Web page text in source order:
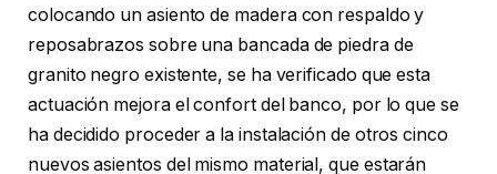
colocando un asiento de madera con respaldo y
reposabrazos sobre una bancada de piedra de
granito negro existente, se ha verificado que esta
actuación mejora el confort del banco, por lo que se
ha decidido proceder a la instalación de otros cinco
nuevos asientos del mismo material, que estarán